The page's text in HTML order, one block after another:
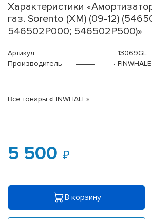
Характеристики
газ. Sorento (XM) (09-12)
546502P000; 546502P500)»
Артикул
13069GL
Производитель
FINWHALE
Все товары «FINWHALE»
5 500
В корзину